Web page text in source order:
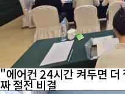
"에어컨 24시간 켜두면
짜 절전 비결